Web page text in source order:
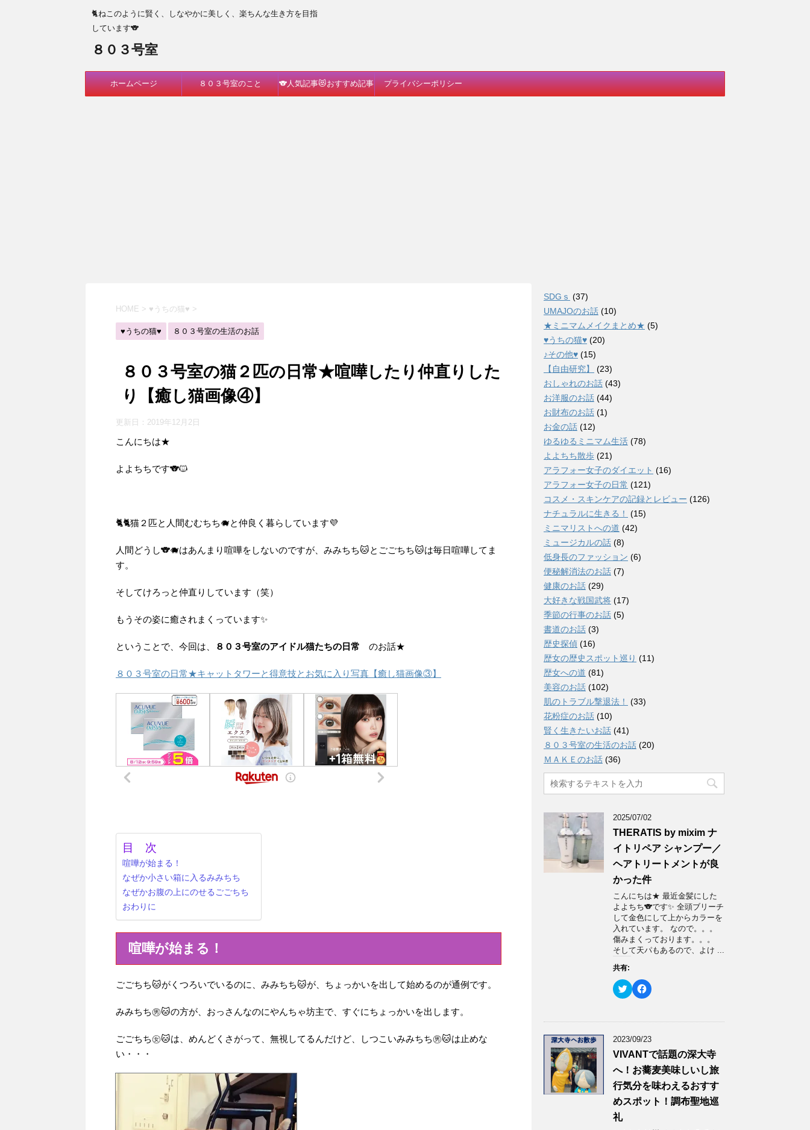
🐈ねこのように賢く、しなやかに美しく、楽ちんな生き方を目指
しています🐨
８０３号室
ホームページ ８０３号室のこと 🐨人気記事😻おすすめ記事 プライバシーポリシー
HOME > ♥うちの猫♥ >
♥うちの猫♥ ８０３号室の生活のお話
８０３号室の猫２匹の日常★喧嘩したり仲直りした
り【癒し猫画像④】
更新日： 2019年12月2日
こんにちは★
よよちちです🐨🐱
🐈🐈猫２匹と人間むむちち🐗と仲良く暮らしています💜
人間どうし🐨🐗はあんまり喧嘩をしないのですが、みみちち🐱とごごちち🐱は毎日喧嘩してま
す。
そしてけろっと仲直りしています（笑）
もうその姿に癒されまくっています✨
ということで、今回は、 ８０３号室のアイドル猫たちの日常 のお話★
８０３号室の日常★キャットタワーと得意技とお気に入り写真【癒し猫画像③】
目 次
喧嘩が始まる！
なぜか小さい箱に入るみみちち
なぜかお腹の上にのせるごごちち
おわりに
喧嘩が始まる！
ごごちち🐱がくつろいでいるのに、みみちち🐱が、ちょっかいを出して始めるのが通例です。
みみちち㊚🐱の方が、おっさんなのにやんちゃ坊主で、すぐにちょっかいを出します。
ごごちち㊛🐱は、めんどくさがって、無視してるんだけど、しつこいみみちち㊚🐱は止めな
い・・・
SDGｓ (37)
UMAJOのお話 (10)
★ミニマムメイクまとめ★ (5)
♥うちの猫♥ (20)
♪その他♥ (15)
【自由研究】
(23)
おしゃれのお話 (43)
お洋服のお話 (44)
お財布のお話 (1)
お金の話 (12)
ゆるゆるミニマム生活 (78)
よよちち散歩 (21)
アラフォー女子のダイエット (16)
アラフォー女子の日常 (121)
コスメ・スキンケアの記録とレビュー (126)
ナチュラルに生きる！
(15)
ミニマリストへの道 (42)
ミュージカルの話 (8)
低身長のファッション (6)
便秘解消法のお話 (7)
健康のお話 (29)
大好きな戦国武将 (17)
季節の行事のお話 (5)
書道のお話 (3)
歴史探偵 (16)
歴女の歴史スポット巡り (11)
歴女への道 (81)
美容のお話 (102)
肌のトラブル撃退法！
(33)
花粉症のお話 (10)
賢く生きたいお話 (41)
８０３号室の生活のお話 (20)
ＭＡＫＥのお話 (36)
2025/07/02
THERATIS by mixim ナ
イトリペア シャンプー／
ヘアトリートメントが良
かった件
こんにちは★ 最近金髪にした
よよちち🐨です✨ 全頭ブリーチ
して金色にして上からカラーを
入れています。 なので。。。
傷みまくっております。。。
そして天パもあるので、よけ ...
共有:
ク
リ
て
w
t
t
e
r
で
共
(
F
a
o
k
共
有
す
る
に
は
リ
2023/09/23
VIVANTで話題の深大寺
へ！お蕎麦美味しいし旅
行気分を味わえるおすす
めスポット！調布聖地巡
礼